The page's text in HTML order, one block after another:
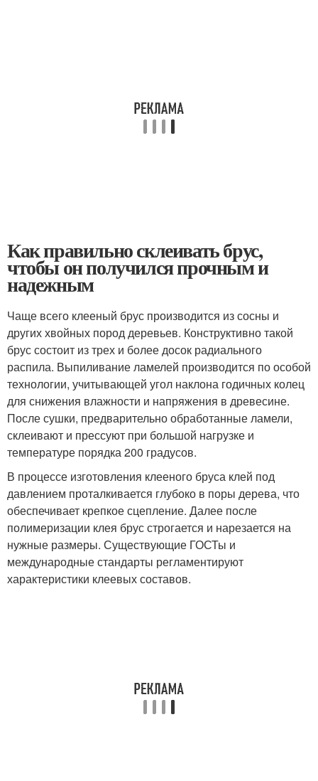
Как правильно склеивать брус,
чтобы он получился прочным и
надежным
Чаще всего клееный брус производится из сосны и
других хвойных пород деревьев. Конструктивно такой
брус состоит из трех и более досок радиального
распила. Выпиливание ламелей производится по особой
технологии, учитывающей угол наклона годичных колец
для снижения влажности и напряжения в древесине.
После сушки, предварительно обработанные ламели,
склеивают и прессуют при большой нагрузке и
температуре порядка 200 градусов.
В процессе изготовления клееного бруса клей под
давлением проталкивается глубоко в поры дерева, что
обеспечивает крепкое сцепление. Далее после
полимеризации клея брус строгается и нарезается на
нужные размеры. Существующие ГОСТы и
международные стандарты регламентируют
характеристики клеевых составов.